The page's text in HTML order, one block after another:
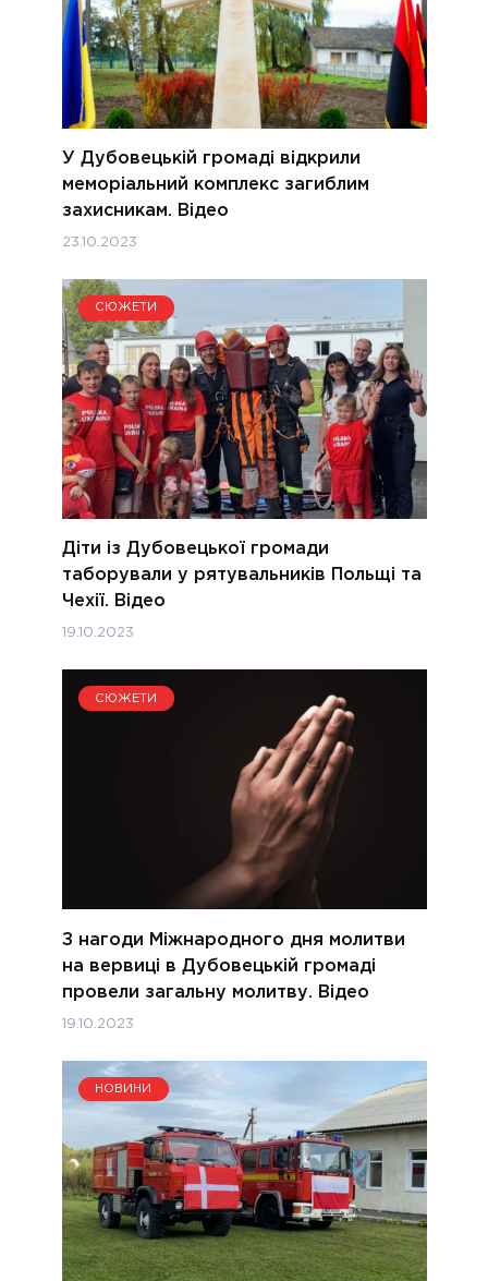
У Дубовецькій громаді відкрили
меморіальний комплекс загиблим
захисникам. Відео
23.10.2023
СЮЖЕТИ
Діти із Дубовецької громади
таборували у рятувальників Польщі та
Чехії. Відео
19.10.2023
СЮЖЕТИ
З нагоди Міжнародного дня молитви
на вервиці в Дубовецькій громаді
провели загальну молитву. Відео
19.10.2023
НОВИНИ